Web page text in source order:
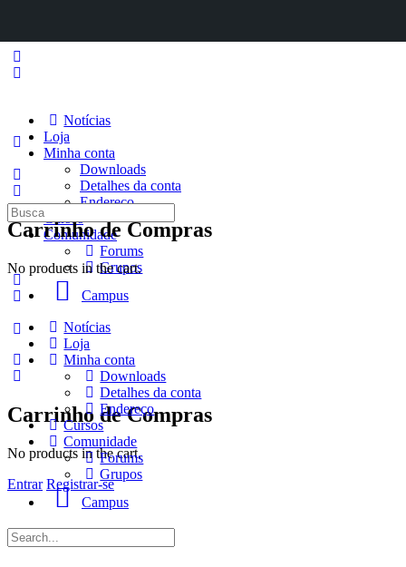
Notícias
Loja
Minha conta
Downloads
Detalhes da conta
Endereço
Cursos
Comunidade
Forums
Grupos
Campus
Carrinho de Compras
No products in the cart.
Entrar Registrar-se
Carrinho de Compras
No products in the cart.
Procurar
por:
Notícias
Loja
Minha conta
Downloads
Detalhes da conta
Endereço
Cursos
Comunidade
Forums
Grupos
Campus
Procurar
por: